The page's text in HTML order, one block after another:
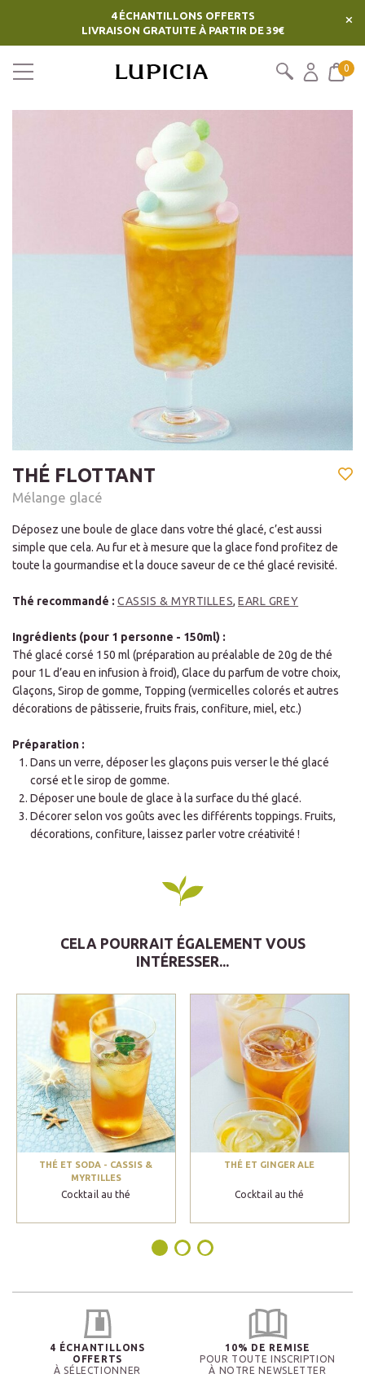
4 ÉCHANTILLONS OFFERTS
LIVRAISON GRATUITE À PARTIR DE 39€
×
0
THÉ FLOTTANT
Mélange glacé
Déposez une boule de glace dans votre thé glacé, c’est aussi
simple que cela. Au fur et à mesure que la glace fond profitez de
toute la gourmandise et la douce saveur de ce thé glacé revisité.
Thé recommandé : CASSIS & MYRTILLES,EARL GREY
Ingrédients (pour 1 personne - 150ml) :
Thé glacé corsé 150 ml (préparation au préalable de 20g de thé
pour 1L d’eau en infusion à froid), Glace du parfum de votre choix,
Glaçons, Sirop de gomme, Topping (vermicelles colorés et autres
décorations de pâtisserie, fruits frais, confiture, miel, etc.)
Préparation :
Dans un verre, déposer les glaçons puis verser le thé glacé
corsé et le sirop de gomme.
Déposer une boule de glace à la surface du thé glacé.
Décorer selon vos goûts avec les différents toppings. Fruits,
décorations, confiture, laissez parler votre créativité !
CELA POURRAIT ÉGALEMENT VOUS
INTÉRESSER...
THÉ ET SODA - CASSIS &
MYRTILLES
Cocktail au thé
THÉ ET GINGER ALE
Cocktail au thé
4 ÉCHANTILLONS
OFFERTS
À SÉLECTIONNER
10% DE REMISE
POUR TOUTE INSCRIPTION
À NOTRE NEWSLETTER